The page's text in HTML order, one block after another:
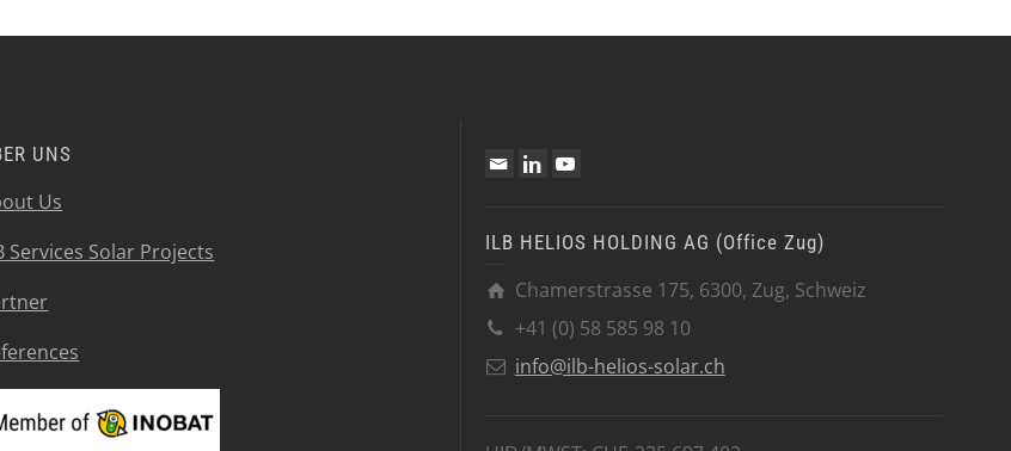
UNS
Us
Services Solar Projects
ILB HELIOS HOLDING AG (Office Zug)
Chamerstrasse 175, 6300, Zug, Schweiz
+41 (0) 58 585 98 10
info@ilb-helios-solar.ch